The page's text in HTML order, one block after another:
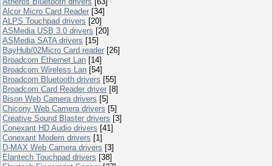
Alcor Micro Card Reader [34]
ALPS Touchpad drivers [20]
ASMedia USB 3.0 drivers [20]
ASMedia SATA drivers [15]
BayHub/02Micro Card reader [26]
Broadcom Ethernet Lan [14]
Broadcom Wireless Lan [54]
Broadcom Bluetooth drivers [55]
Broadcom Card Reader driver [8]
Bison Web Camera drivers [5]
Chicony Web Camera drivers [5]
Creative Sound Blaster drivers [3]
Conexant HD Audio drivers [41]
Conexant Modem drivers [1]
D-MAX Web Camera drivers [3]
Elantech Touchpad drivers [38]